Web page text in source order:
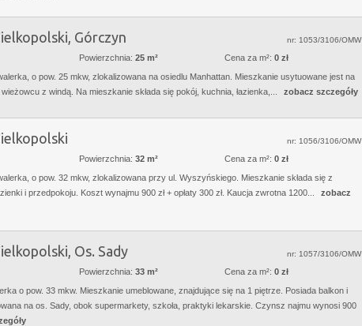
Górczyn nr: 1053/3106/OMW
Powierzchnia: 25 m² Cena za m²: 0 zł
o pow. 25 mkw, zlokalizowana na osiedlu Manhattan. Mieszkanie usytuowane jest na
z windą. Na mieszkanie składa się pokój, kuchnia, łazienka,...
zobacz szczegóły
nr: 1056/3106/OMW
Powierzchnia: 32 m² Cena za m²: 0 zł
o pow. 32 mkw, zlokalizowana przy ul. Wyszyńskiego. Mieszkanie składa się z
i przedpokoju. Koszt wynajmu 900 zł + opłaty 300 zł. Kaucja zwrotna 1200...
zobacz
Os. Sady nr: 1057/3106/OMW
Powierzchnia: 33 m² Cena za m²: 0 zł
o pow. 33 mkw. Mieszkanie umeblowane, znajdujące się na 1 piętrze. Posiada balkon i
na os. Sady, obok supermarkety, szkoła, praktyki lekarskie. Czynsz najmu wynosi 900